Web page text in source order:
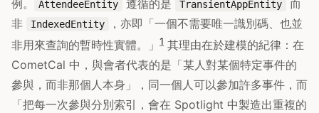
例。
AttendeeEntity 遵循的是 TransientAppEntity
而
非
IndexedEntity
，亦即「一個不需要唯一識別碼、也並
非用來查詢的暫時性實體。」 1 其理由在於建模的紀律：在
CometCal 中，與會者代表的是「某人對某個特定事件的
參與，而非那個人本身」，同一個人可以參加許多事件，而
「把每一次參與分別索引，會在 Spotlight 中製造出重複的